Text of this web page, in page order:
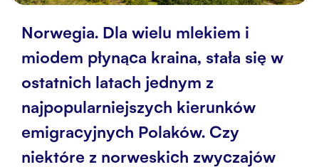
Norwegia. Dla wielu mlekiem i
miodem płynąca kraina, stała się w
ostatnich latach jednym z
najpopularniejszych kierunków
emigracyjnych Polaków. Czy
niektóre z norweskich zwyczajów